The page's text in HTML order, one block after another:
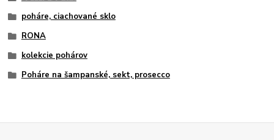
poháre, ciachované sklo
RONA
kolekcie pohárov
Poháre na šampanské, sekt, prosecco